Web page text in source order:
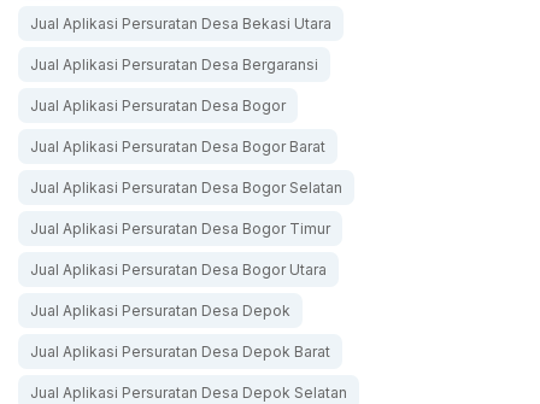
Jual Aplikasi Persuratan Desa Bekasi Utara
Jual Aplikasi Persuratan Desa Bergaransi
Jual Aplikasi Persuratan Desa Bogor
Jual Aplikasi Persuratan Desa Bogor Barat
Jual Aplikasi Persuratan Desa Bogor Selatan
Jual Aplikasi Persuratan Desa Bogor Timur
Jual Aplikasi Persuratan Desa Bogor Utara
Jual Aplikasi Persuratan Desa Depok
Jual Aplikasi Persuratan Desa Depok Barat
Jual Aplikasi Persuratan Desa Depok Selatan